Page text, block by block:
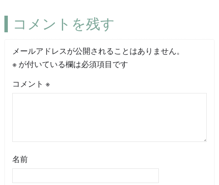
コメントを残す
メールアドレスが公開されることはありません。
※が付いている欄は必須項目です
コメント ※
名前